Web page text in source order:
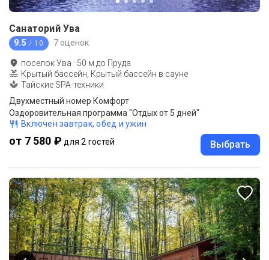
Санаторий Ува
9.5 / 10 7 оценок
поселок Ува · 50 м до Пруда
Крытый бассейн, Крытый бассейн в сауне
Тайские SPA-техники
Двухместный номер Комфорт
Оздоровительная программа "Отдых от 5 дней"
Включен завтрак, обед и ужин
от 7 580 ₽ для 2 гостей Выбрать